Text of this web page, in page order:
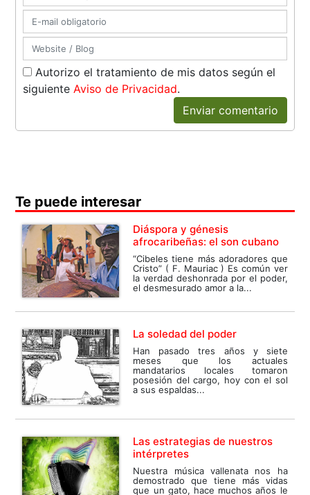
Autorizo el tratamiento de mis datos según el
siguiente Aviso de Privacidad.
Enviar comentario
Te puede interesar
Diáspora y génesis
afrocaribeñas: el son cubano
“Cibeles tiene más adoradores que
Cristo” ( F. Mauriac ) Es común ver
la verdad deshonrada por el poder,
el desmesurado amor a la...
La soledad del poder
Han pasado tres años y siete
meses que los actuales
mandatarios locales tomaron
posesión del cargo, hoy con el sol
a sus espaldas...
Las estrategias de nuestros
intérpretes
Nuestra música vallenata nos ha
demostrado que tiene más vidas
que un gato, hace muchos años le